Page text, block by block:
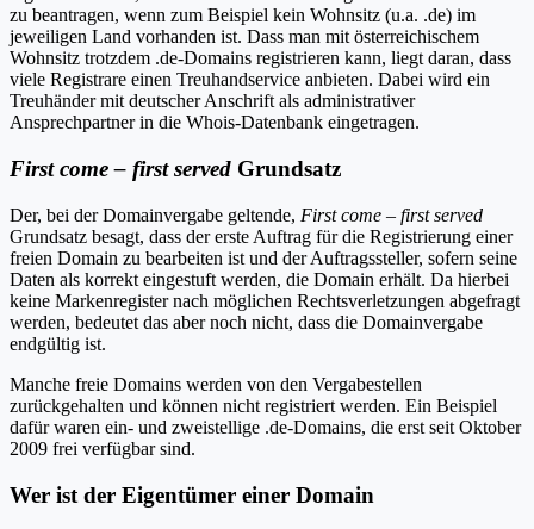
zu beantragen, wenn zum Beispiel kein Wohnsitz (u.a. .de) im
jeweiligen Land vorhanden ist. Dass man mit österreichischem
Wohnsitz trotzdem .de-Domains registrieren kann, liegt daran, dass
viele Registrare einen Treuhandservice anbieten. Dabei wird ein
Treuhänder mit deutscher Anschrift als administrativer
Ansprechpartner in die Whois-Datenbank eingetragen.
First come – first served Grundsatz
Der, bei der Domainvergabe geltende, First come – first served
Grundsatz besagt, dass der erste Auftrag für die Registrierung einer
freien Domain zu bearbeiten ist und der Auftragssteller, sofern seine
Daten als korrekt eingestuft werden, die Domain erhält. Da hierbei
keine Markenregister nach möglichen Rechtsverletzungen abgefragt
werden, bedeutet das aber noch nicht, dass die Domainvergabe
endgültig ist.
Manche freie Domains werden von den Vergabestellen
zurückgehalten und können nicht registriert werden. Ein Beispiel
dafür waren ein- und zweistellige .de-Domains, die erst seit Oktober
2009 frei verfügbar sind.
Wer ist der Eigentümer einer Domain